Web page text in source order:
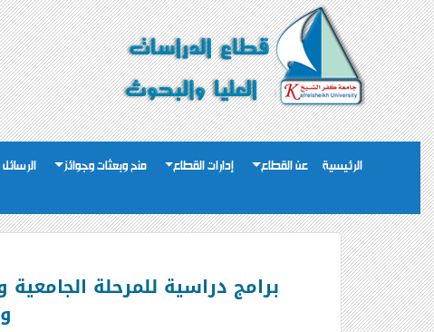
الرئيسية عن القطاع إدارات القطاع منح وبعثات وجوائز
برامج دراسية للمرحلة